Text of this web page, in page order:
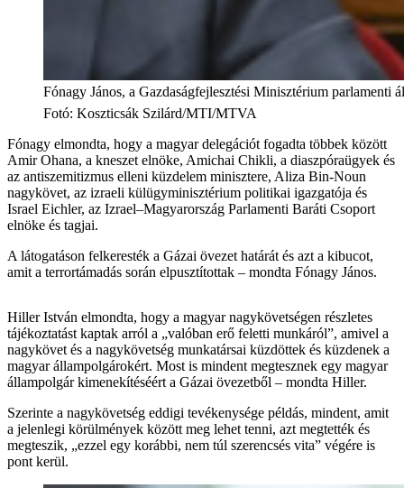
Fónagy János, a Gazdaságfejlesztési Minisztérium parlamenti
Fotó: Koszticsák Szilárd/MTI/MTVA
Fónagy elmondta, hogy a magyar delegációt fogadta többek között
Amir Ohana, a kneszet elnöke, Amichai Chikli, a diaszpóraügyek és
az antiszemitizmus elleni küzdelem minisztere, Aliza Bin-Noun
nagykövet, az izraeli külügyminisztérium politikai igazgatója és
Israel Eichler, az Izrael–Magyarország Parlamenti Baráti Csoport
elnöke és tagjai.
A látogatáson felkeresték a Gázai övezet határát és azt a kibucot,
amit a terrortámadás során elpusztítottak – mondta Fónagy János.
Hiller István elmondta, hogy a magyar nagykövetségen részletes
tájékoztatást kaptak arról a „valóban erő feletti munkáról”, amivel a
nagykövet és a nagykövetség munkatársai küzdöttek és küzdenek a
magyar állampolgárokért. Most is mindent megtesznek egy magyar
állampolgár kimenekítéséért a Gázai övezetből – mondta Hiller.
Szerinte a nagykövetség eddigi tevékenysége példás, mindent, amit
a jelenlegi körülmények között meg lehet tenni, azt megtették és
megteszik, „ezzel egy korábbi, nem túl szerencsés vita” végére is
pont kerül.